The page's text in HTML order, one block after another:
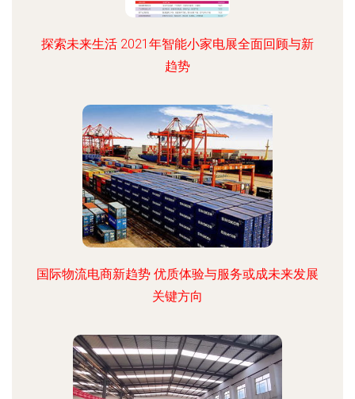
探索未来生活 2021年智能小家电展全面回顾与新
趋势
国际物流电商新趋势 优质体验与服务或成未来发展
关键方向